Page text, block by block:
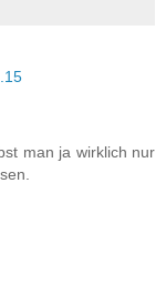
man ja wirklich nur